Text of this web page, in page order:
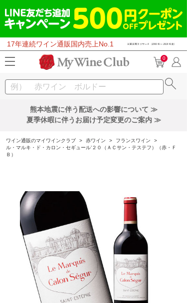
17年連続ワイン通販国内売上No.1
0
熊本地震に伴う配送への影響について ≫
夏季休暇に伴うお届け予定変更のご案内 ≫
ワイン通販のマイワインクラブ > 赤ワイン > フランスワイン
>
ル・マルキ・ド・カロン・セギュール’２０（ＡＣサン・テステフ）（赤・Ｆ
Ｂ）